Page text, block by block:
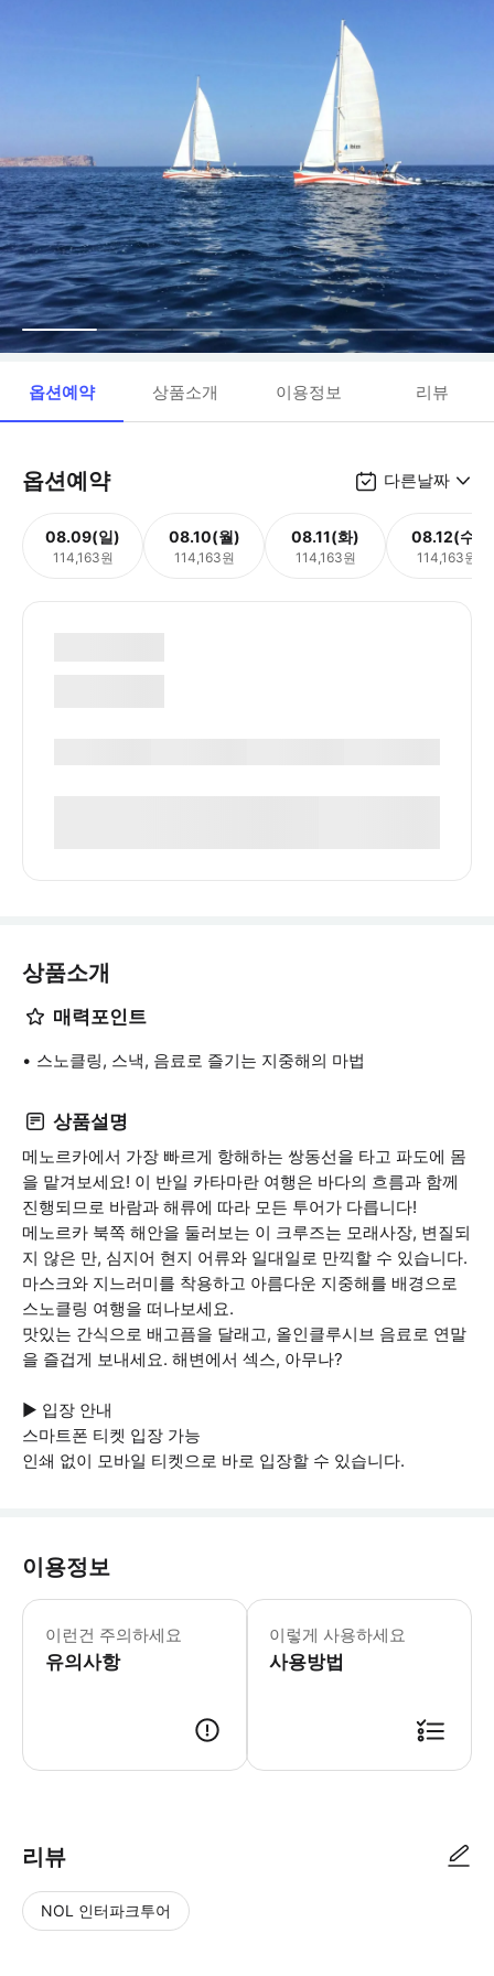
옵션예약 상품소개 이용정보 리뷰
옵션예약 다른날짜
08.09(일)
114,163원
08.10(월)
114,163원
08.11(화)
114,163원
08.12(수)
114,163원
상품소개
매력포인트
스노클링, 스낵, 음료로 즐기는 지중해의 마법
상품설명
메노르카에서 가장 빠르게 항해하는 쌍동선을 타고 파도에 몸
을 맡겨보세요! 이 반일 카타마란 여행은 바다의 흐름과 함께
진행되므로 바람과 해류에 따라 모든 투어가 다릅니다!
메노르카 북쪽 해안을 둘러보는 이 크루즈는 모래사장, 변질되
지 않은 만, 심지어 현지 어류와 일대일로 만끽할 수 있습니다.
마스크와 지느러미를 착용하고 아름다운 지중해를 배경으로
스노클링 여행을 떠나보세요.
맛있는 간식으로 배고픔을 달래고, 올인클루시브 음료로 연말
을 즐겁게 보내세요. 해변에서 섹스, 아무나?
▶ 입장 안내
스마트폰 티켓 입장 가능
인쇄 없이 모바일 티켓으로 바로 입장할 수 있습니다.
이용정보
이런건 주의하세요
유의사항
▶ 꼭 알아두세요 * 기상 상황으로 인
이렇게 사용하세요
사용방법
리뷰
NOL 인터파크투어